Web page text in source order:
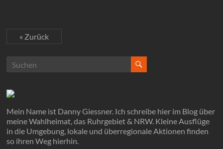
« Zurück
Mein Name ist Danny Giessner. Ich schreibe hier im Blog über
meine Wahlheimat, das Ruhrgebiet & NRW. Kleine Ausflüge
in die Umgebung, lokale und überregionale Aktionen finden
so ihren Weg hierhin.